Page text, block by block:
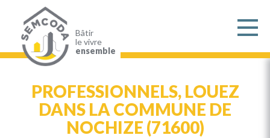
contenu
principal
Bâtir
le vivre
ensemble
PROFESSIONNELS, LOUEZ
DANS LA COMMUNE DE
NOCHIZE (71600)